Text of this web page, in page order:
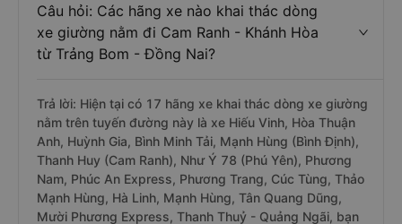
Câu hỏi: Các hãng xe nào khai thác dòng
xe giường nằm đi Cam Ranh - Khánh Hòa
từ Trảng Bom - Đồng Nai?
Trả lời: Hiện tại có 17 hãng xe khai thác dòng xe giường
nằm trên tuyến đường này là xe Hiếu Vinh, Hòa Thuận
Anh, Huỳnh Gia, Bình Minh Tải, Mạnh Hùng (Bình Định),
Thanh Huy (Cam Ranh), Như Ý 78 (Phú Yên), Phương
Nam, Phúc An Express, Phương Trang, Cúc Tùng, Thảo
Mạnh Hùng, Hà Linh, Mạnh Hùng, Tân Quang Dũng,
Mười Phương Express, Thanh Thuỷ - Quảng Ngãi, bạn